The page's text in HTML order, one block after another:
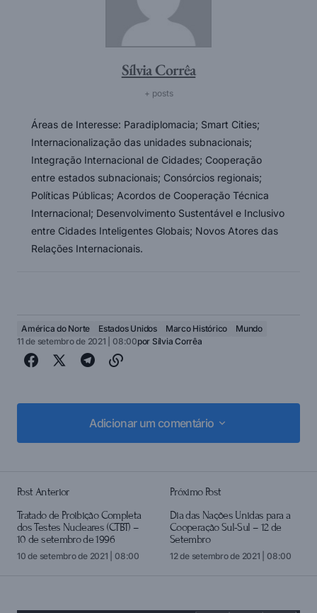
Sílvia Corrêa
+ posts
Áreas de Interesse: Paradiplomacia; Smart Cities;
Internacionalização das unidades subnacionais;
Integração Internacional de Cidades; Cooperação
entre estados subnacionais; Consórcios regionais;
Políticas Públicas; Acordos de Cooperação Técnica
Internacional; Desenvolvimento Sustentável e Inclusivo
entre Cidades Inteligentes Globais; Novos Atores das
Relações Internacionais.
América do Norte Estados Unidos Marco Histórico
Mundo
11 de setembro de 2021 | 08:00por Sílvia Corrêa
Adicionar um comentário
Adicionar um comentário
Post Anterior
Tratado de Proibição Completa
dos Testes Nucleares (CTBT) –
10 de setembro de 1996
10 de setembro de 2021 | 08:00
Próximo Post
Dia das Nações Unidas para a
Cooperação Sul-Sul – 12 de
Setembro
12 de setembro de 2021 | 08:00